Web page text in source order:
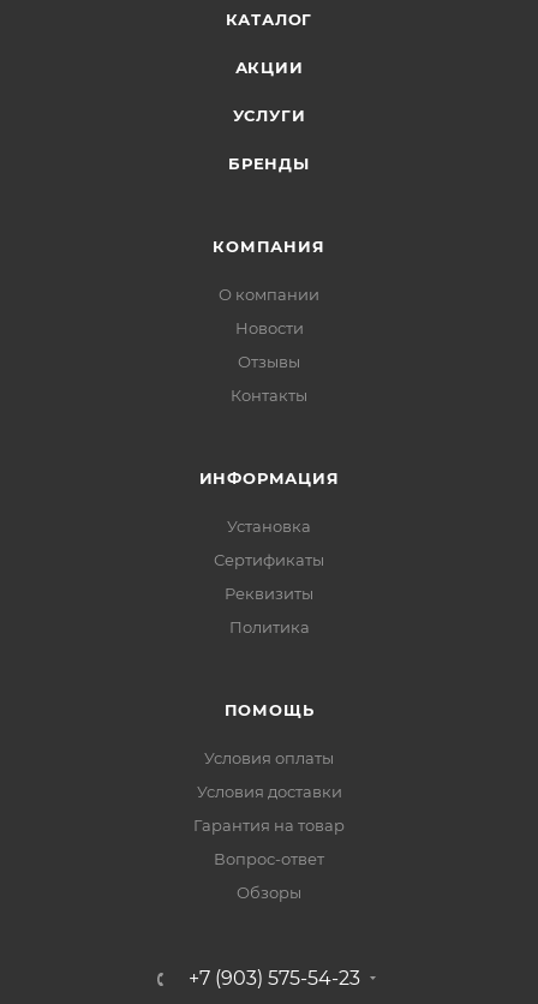
КАТАЛОГ
АКЦИИ
УСЛУГИ
БРЕНДЫ
КОМПАНИЯ
О компании
Новости
Отзывы
Контакты
ИНФОРМАЦИЯ
Установка
Сертификаты
Реквизиты
Политика
ПОМОЩЬ
Условия оплаты
Условия доставки
Гарантия на товар
Вопрос-ответ
Обзоры
+7 (903) 575-54-23